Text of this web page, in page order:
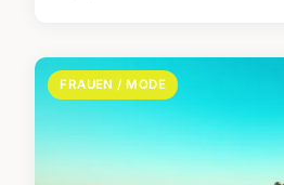
FRAUEN / MODE